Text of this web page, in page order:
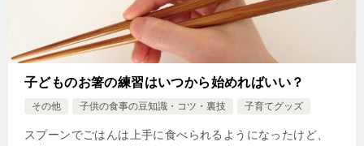
子どものお箸の練習はいつから始めればいい？
その他 子供の食事の豆知識・コツ・裏技 子育てグッズ
スプーンでごはんは上手に食べられるようになったけど、